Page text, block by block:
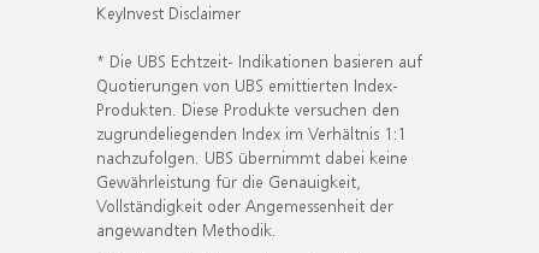
KeyInvest Disclaimer
* Die UBS Echtzeit- Indikationen basieren auf
Quotierungen von UBS emittierten Index-
Produkten. Diese Produkte versuchen den
zugrundeliegenden Index im Verhältnis 1:1
nachzufolgen. UBS übernimmt dabei keine
Gewährleistung für die Genauigkeit,
Vollständigkeit oder Angemessenheit der
angewandten Methodik.